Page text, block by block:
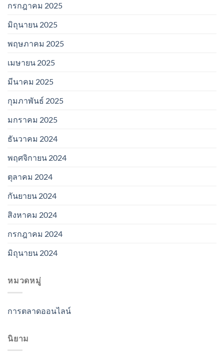
กรกฎาคม 2025
มิถุนายน 2025
พฤษภาคม 2025
เมษายน 2025
มีนาคม 2025
กุมภาพันธ์ 2025
มกราคม 2025
ธันวาคม 2024
พฤศจิกายน 2024
ตุลาคม 2024
กันยายน 2024
สิงหาคม 2024
กรกฎาคม 2024
มิถุนายน 2024
หมวดหมู่
การตลาดออนไลน์
นิยาม